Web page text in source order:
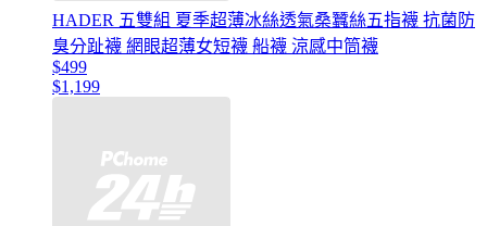
HADER 五雙組 夏季超薄冰絲透氣桑蠶絲五指襪 抗菌防
臭分趾襪 網眼超薄女短襪 船襪 涼感中筒襪
$499
$1,199